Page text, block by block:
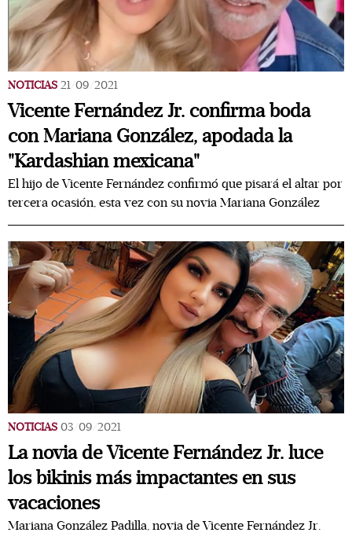
NOTICIAS 21/09/2021
Vicente Fernández Jr. confirma boda
con Mariana González, apodada la
"Kardashian mexicana"
El hijo de Vicente Fernández confirmó que pisará el altar por
tercera ocasión, esta vez con su novia Mariana González
NOTICIAS 03/09/2021
La novia de Vicente Fernández Jr. luce
los bikinis más impactantes en sus
vacaciones
Mariana González Padilla, novia de Vicente Fernández Jr.